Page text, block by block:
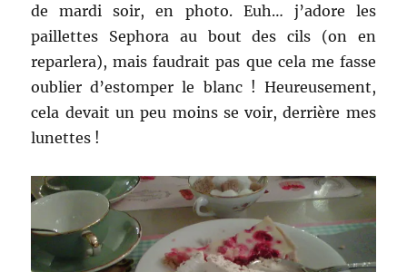
de mardi soir, en photo. Euh… j’adore les
paillettes Sephora au bout des cils (on en
reparlera), mais faudrait pas que cela me fasse
oublier d’estomper le blanc ! Heureusement,
cela devait un peu moins se voir, derrière mes
lunettes !